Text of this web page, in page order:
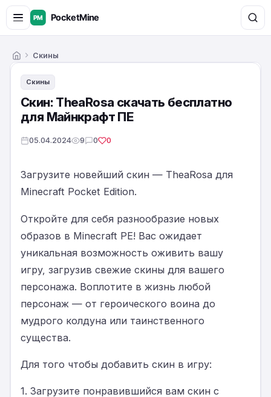
ГлавнаяСкины
Скины
Скин: TheaRosa скачать бесплатно
для Майнкрафт ПЕ
05.04.2024 9 0 0
Загрузите новейший скин — TheaRosa для
Minecraft Pocket Edition.
Откройте для себя разнообразие новых
образов в Minecraft PE! Вас ожидает
уникальная возможность оживить вашу
игру, загрузив свежие скины для вашего
персонажа. Воплотите в жизнь любой
персонаж — от героического воина до
мудрого колдуна или таинственного
существа.
Для того чтобы добавить скин в игру:
1. Загрузите понравившийся вам скин с